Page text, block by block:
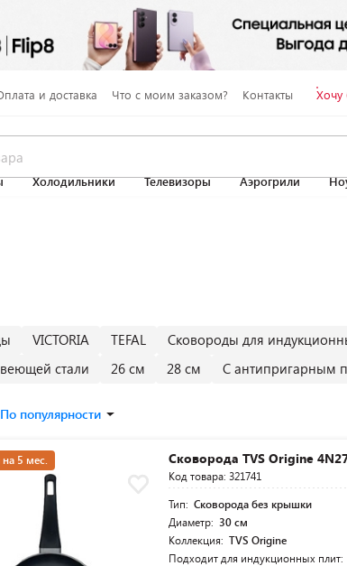
и доставка Что с моим заказом? Контакты Хочу
Холодильники Телевизоры Аэрогрили
VICTORIA TEFAL Сковороды для
стали
26 см 28 см С антипригарным
По популярности
5 мес. Сковорода TVS Origine
Код товара: 321741
Тип: Сковорода без крышки
Диаметр: 30 см
Коллекция: TVS Origine
Подходит для индукционных плит: